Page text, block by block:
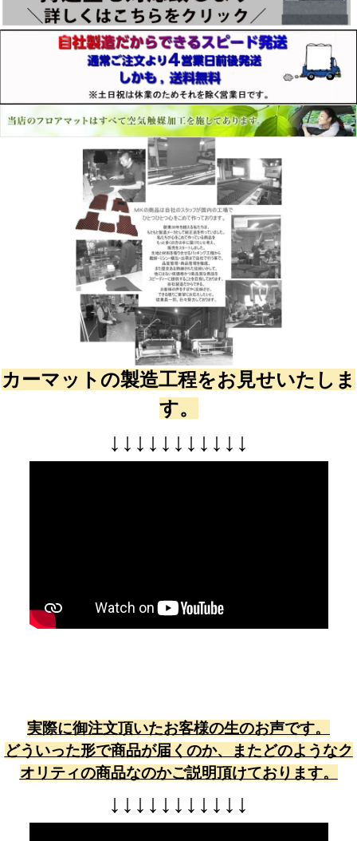
カーマットの製造工程をお見せいたしま
す。
↓ ↓ ↓ ↓ ↓ ↓ ↓ ↓ ↓ ↓ ↓
実際に御注文頂いたお客様の生のお声です。
どういった形で商品が届くのか、またどのようなク
オリティの商品なのかご説明頂けております。
↓ ↓ ↓ ↓ ↓ ↓ ↓ ↓ ↓ ↓ ↓